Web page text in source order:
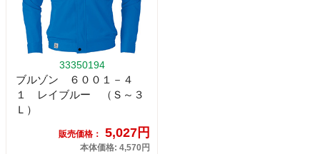
33350194
ブルゾン ６００１－４
１ レイブルー （Ｓ～３
Ｌ）
販売価格： 5,027円
本体価格: 4,570円